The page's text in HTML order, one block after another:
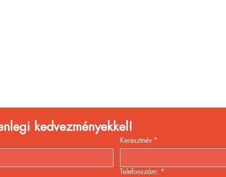
kedvezményekkel!
Keresztnév *
Telefonszám: *